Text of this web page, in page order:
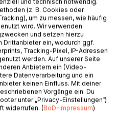
(High-Level-Synthese).
(Electronic Design
den Schlüssel zur
Systemen der Zukunft
ist die
(HDL), die durch CAE-
zur
benützt werden. Dabei
und technisch notwendig.
(z. B. Cookies oder
um zu messen, wie häufig
wird. Wir verwenden
und setzen hierzu
ein, wodurch ggf.
Tracking-Pixel, IP-Adressen
werden. Auf unserer Seite
Anbietern ein (Video-
Datenverarbeitung und ein
keinen Einfluss. Mit deiner
Vorgänge ein. Du
unter „Privacy-Einstellungen“)
widerrufen. (BoD-Impressum)